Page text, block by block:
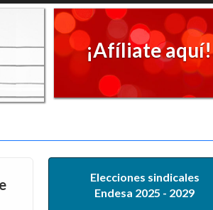
¡Afíliate aquí!
Elecciones sindicales
Endesa 2025 - 2029